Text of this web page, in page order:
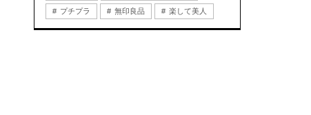
プチプラ 無印良品 楽して美人